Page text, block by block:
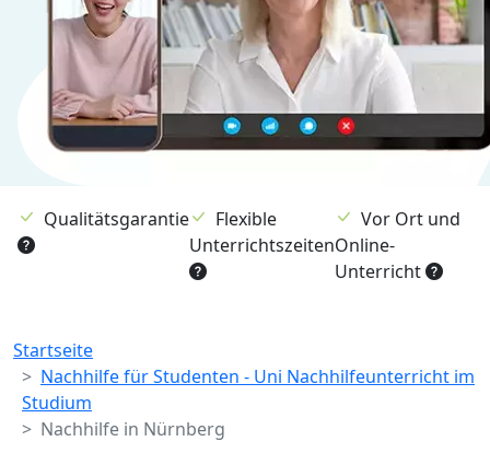
Qualitätsgarantie
Flexible
Unterrichtszeiten
Vor Ort und
Online-
Unterricht
Breadcrumb
Startseite
Nachhilfe für Studenten - Uni Nachhilfeunterricht im
Studium
Nachhilfe in Nürnberg